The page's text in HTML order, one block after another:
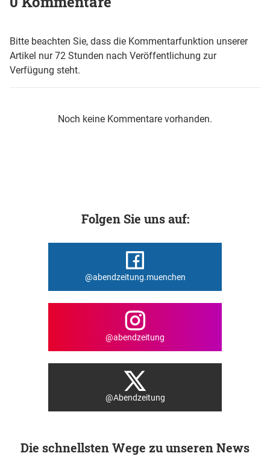
Bitte beachten Sie, dass die Kommentarfunktion unserer
Artikel nur 72 Stunden nach Veröffentlichung zur
Verfügung steht.
Noch keine Kommentare vorhanden.
Folgen Sie uns auf:
@abendzeitung.muenchen
@abendzeitung
@Abendzeitung
Die schnellsten Wege zu unseren News